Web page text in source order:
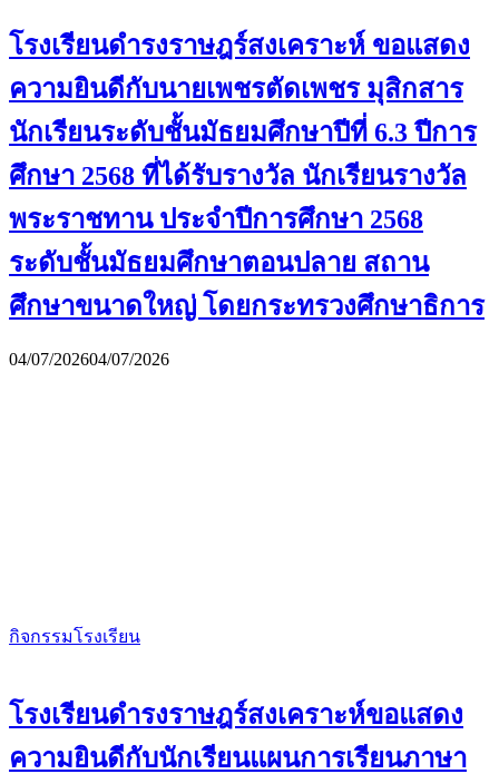
โรงเรียนดำรงราษฎร์สงเคราะห์ ขอแสดง
ความยินดีกับนายเพชรตัดเพชร มุสิกสาร
นักเรียนระดับชั้นมัธยมศึกษาปีที่ 6.3 ปีการ
ศึกษา 2568 ที่ได้รับรางวัล นักเรียนรางวัล
พระราชทาน ประจำปีการศึกษา 2568
ระดับชั้นมัธยมศึกษาตอนปลาย สถาน
ศึกษาขนาดใหญ่ โดยกระทรวงศึกษาธิการ
04/07/202604/07/2026
กิจกรรมโรงเรียน
โรงเรียนดำรงราษฎร์สงเคราะห์ขอแสดง
ความยินดีกับนักเรียนแผนการเรียนภาษา